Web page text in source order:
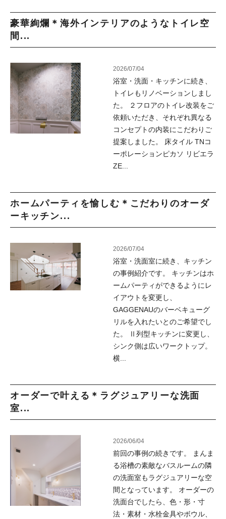
豪華絢爛＊海外インテリアのようなトイレ空
間...
2026/07/04
浴室・洗面・キッチンに続き、
トイレもリノベーションしまし
た。 ２フロアのトイレ改装をご
依頼いただき、それぞれ異なる
コンセプトの内装にこだわりご
提案しました。 床タイル TNコ
ーポレーションピカソ リビエラ
ZE...
ホームパーティを愉しむ＊こだわりのオーダ
ーキッチン...
2026/07/04
浴室・洗面室に続き、キッチン
の事例紹介です。 キッチンはホ
ームパーティができるようにレ
イアウトを変更し、
GAGGENAUのバーベキューグ
リルを入れたいとのご希望でし
た。 Ⅱ列型キッチンに変更し、
シンク側は広いワークトップ。
横...
オーダーで叶える＊ラグジュアリーな洗面
室...
2026/06/04
前回の事例の続きです。 まんま
る浴槽の素敵なバスルームの隣
の洗面室もラグジュアリーな空
間となっています。 オーダーの
洗面台でしたら、色・形・寸
法・素材・水栓金具やボウル、